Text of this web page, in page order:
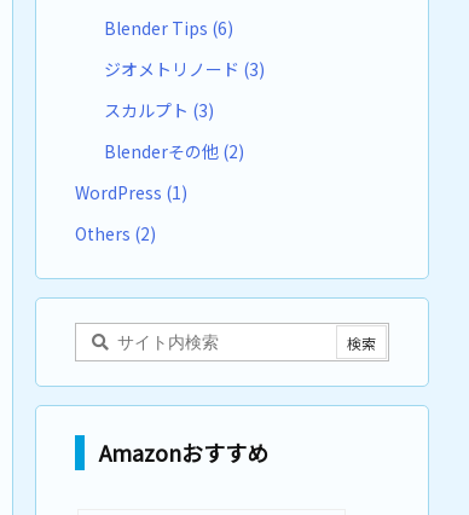
Blender Tips (6)
ジオメトリノード (3)
スカルプト (3)
Blenderその他 (2)
WordPress (1)
Others (2)
Amazonおすすめ